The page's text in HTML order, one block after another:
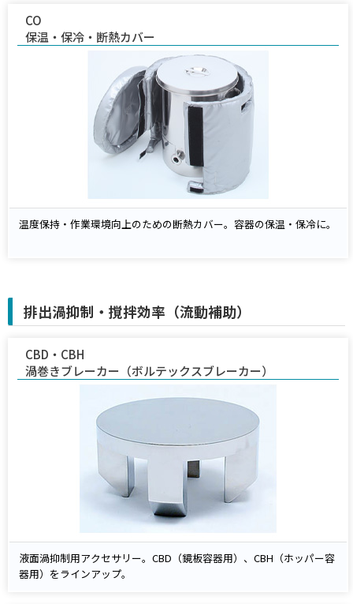
CO
保温・保冷・断熱カバー
温度保持・作業環境向上のための断熱カバー。容器の保温・保冷に。
排出渦抑制・撹拌効率（流動補助）
CBD・CBH
渦巻きブレーカー（ボルテックスブレーカー）
液面渦抑制用アクセサリー。CBD（鏡板容器用）、CBH（ホッパー容
器用）をラインアップ。